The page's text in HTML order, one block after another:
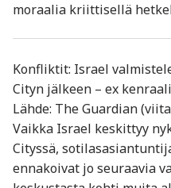
moraalia kriittisellä
Konfliktit: Israel
Cityn jälkeen – ex
Lähde: The Guardian
Vaikka Israel keskittyy
Cityssä,
ennakoivat jo seuraavia